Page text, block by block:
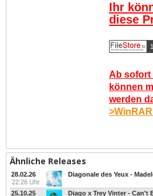
Ihr
diese
Ab sofort
können
werden
Ähnliche Releases
28.02.26
22:26 Uhr
Diagonale des Yeux -
25.10.25
Diago x Trey Vinter - Can't